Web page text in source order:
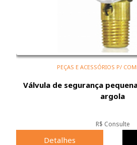
PEÇAS E ACESSÓRIOS P/
Válvula de segurança
argola
R$ Consulte
Detalhes